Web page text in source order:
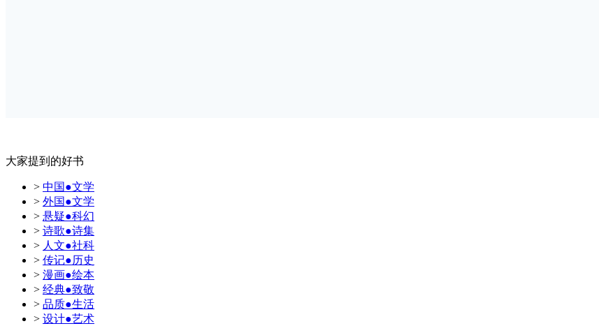
大家提到的好书
> 中国●文学
> 外国●文学
> 悬疑●科幻
> 诗歌●诗集
> 人文●社科
> 传记●历史
> 漫画●绘本
> 经典●致敬
> 品质●生活
> 设计●艺术